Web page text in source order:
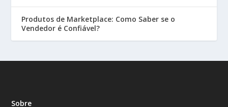
Produtos de Marketplace: Como Saber se o
Vendedor é Confiável?
Sobre